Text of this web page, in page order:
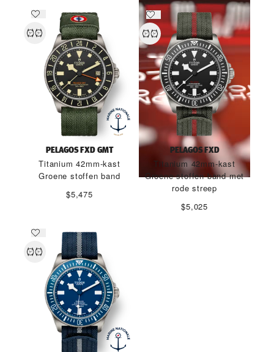
PELAGOS FXD GMT
Titanium 42mm-kast
Groene stoffen band
$5,475
PELAGOS FXD
Titanium 42mm-kast
Groene stoffen band met
rode streep
$5,025